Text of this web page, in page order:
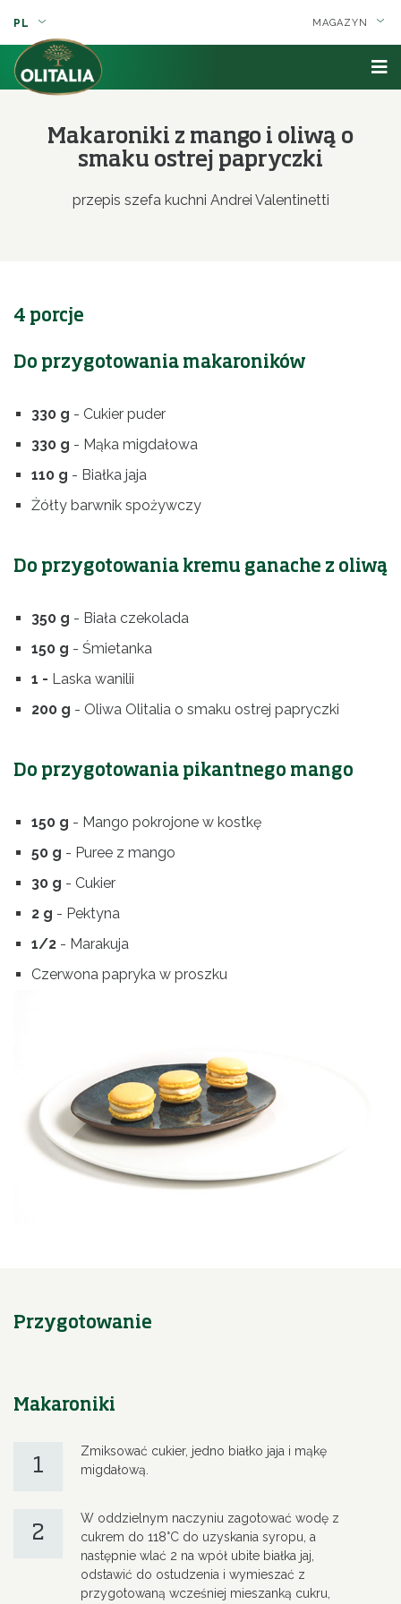
MAGAZYN
PL
Makaroniki z mango i oliwą o
smaku ostrej papryczki
przepis szefa kuchni Andrei Valentinetti
4 porcje
Do przygotowania makaroników
330 g - Cukier puder
330 g - Mąka migdałowa
110 g - Białka jaja
Żółty barwnik spożywczy
Do przygotowania kremu ganache z oliwą
350 g - Biała czekolada
150 g - Śmietanka
1 - Laska wanilii
200 g - Oliwa Olitalia o smaku ostrej papryczki
Do przygotowania pikantnego mango
150 g - Mango pokrojone w kostkę
50 g - Puree z mango
30 g - Cukier
2 g - Pektyna
1/2 - Marakuja
Czerwona papryka w proszku
Przygotowanie
Makaroniki
1
Zmiksować cukier, jedno białko jaja i mąkę
migdałową.
2
W oddzielnym naczyniu zagotować wodę z
cukrem do 118°C do uzyskania syropu, a
następnie wlać 2 na wpół ubite białka jaj,
odstawić do ostudzenia i wymieszać z
przygotowaną wcześniej mieszanką cukru,